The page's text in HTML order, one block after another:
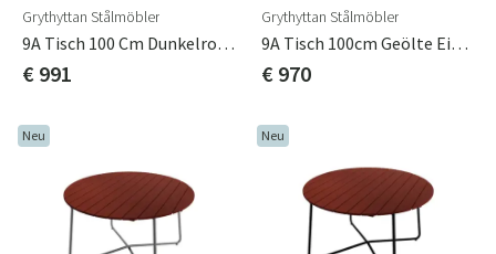
Grythyttan Stålmöbler
9A Tisch 100 Cm Dunkelrot / Feuerverzinkt
€ 991
Grythyttan Stålmöbler
9A Tisch 100cm Geölte Eiche
€ 970
Neu Neu